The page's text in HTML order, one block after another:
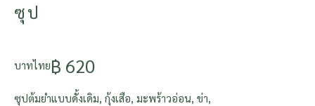
ซุป
บาทไทย฿ 620
ซุปต้มยำแบบดั้งเดิม, กุ้งเสือ, มะพร้าวอ่อน, ข่า,